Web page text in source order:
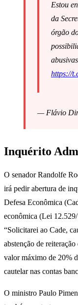
Estou
da
órgão
https://
— Flávio
Inquérito
O senador Randolfe
irá pedir abertura de
Defesa Econômica
econômica (Lei
“Solicitarei ao Cade,
abstenção de
valor máximo de 20%
cautelar nas contas
O ministro Paulo